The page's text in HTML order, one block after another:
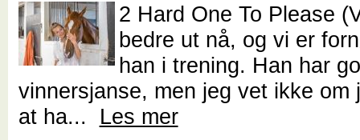
2 Hard One To Please
bedre ut nå, og vi er
han i trening. Han har
vinnersjanse, men jeg vet ikke om
at ha... Les mer